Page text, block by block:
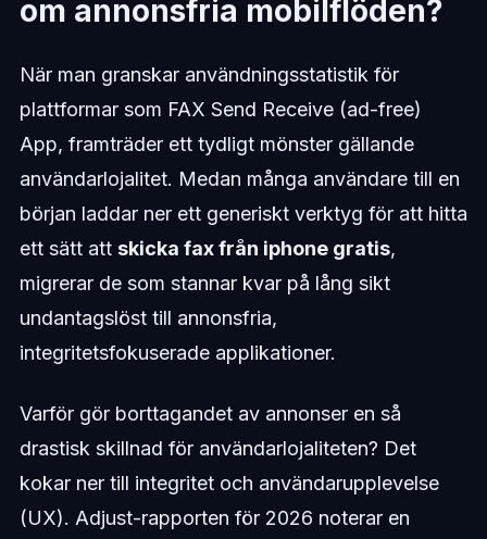
om annonsfria mobilflöden?
När man granskar användningsstatistik för
plattformar som FAX Send Receive (ad-free)
App, framträder ett tydligt mönster gällande
användarlojalitet. Medan många användare till en
början laddar ner ett generiskt verktyg för att hitta
ett sätt att skicka fax från iphone gratis,
migrerar de som stannar kvar på lång sikt
undantagslöst till annonsfria,
integritetsfokuserade applikationer.
Varför gör borttagandet av annonser en så
drastisk skillnad för användarlojaliteten? Det
kokar ner till integritet och användarupplevelse
(UX). Adjust-rapporten för 2026 noterar en